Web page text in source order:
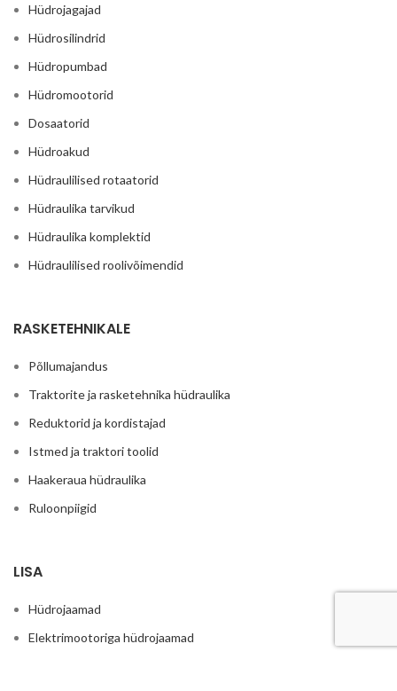
Hüdrojagajad
Hüdrosilindrid
Hüdropumbad
Hüdromootorid
Dosaatorid
Hüdroakud
Hüdraulilised rotaatorid
Hüdraulika tarvikud
Hüdraulika komplektid
Hüdraulilised roolivõimendid
RASKETEHNIKALE
Põllumajandus
Traktorite ja rasketehnika hüdraulika
Reduktorid ja kordistajad
Istmed ja traktori toolid
Haakeraua hüdraulika
Ruloonpiigid
LISA
Hüdrojaamad
Elektrimootoriga hüdrojaamad